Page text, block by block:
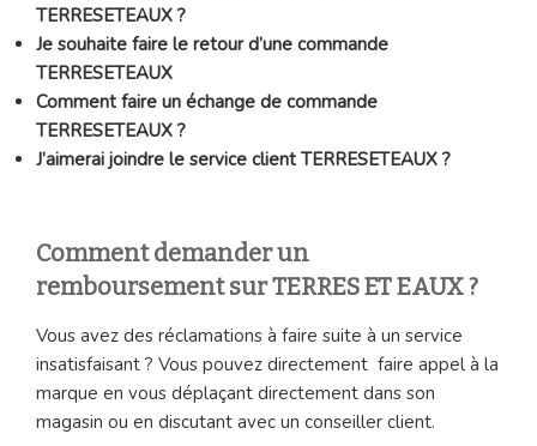
TERRESETEAUX ?
Je souhaite faire le retour d’une commande
TERRESETEAUX
Comment faire un échange de commande
TERRESETEAUX ?
J’aimerai joindre le service client TERRESETEAUX ?
Comment demander un
remboursement sur TERRES ET EAUX ?
Vous avez des réclamations à faire suite à un service
insatisfaisant ? Vous pouvez directement faire appel à la
marque en vous déplaçant directement dans son
magasin ou en discutant avec un conseiller client.